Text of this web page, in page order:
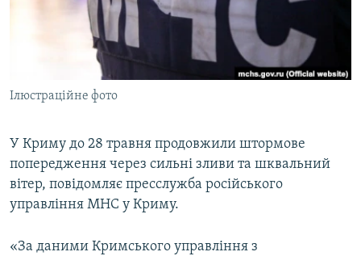
ВІДЕОУРОКИ «ELIFBE»
СВІДЧЕННЯ ОКУПАЦІЇ
УКРАЇНСЬКА ПРОБЛЕМА КРИМУ
ІНФОГРАФІКА
ДОЛУЧАЙСЯ!
Усі сайти RFE/RL
Ілюстраційне фото
У Криму до 28 травня продовжили штормове
попередження через сильні зливи та шквальний
вітер, повідомляє пресслужба російського
управління МНС у Криму.
«За даними Кримського управління з